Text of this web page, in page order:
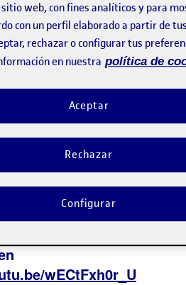
encontrarás los
según tu lugar de
- 10:00 am
Buenos
el que podrás
wECtFxh0r_U
web, con fines analíticos y para
con un perfil elaborado a partir de
rechazar o configurar tus
en nuestra política de
Rechazar
Aceptar
Configurar